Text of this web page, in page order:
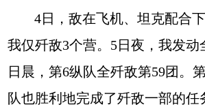
4日，敌在飞机、坦克配合
我仅歼敌3个营。5日夜，我发动
日晨，第6纵队全歼敌第59团。
队也胜利地完成了歼敌一部的任